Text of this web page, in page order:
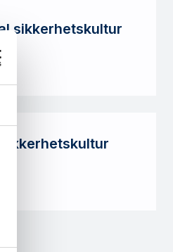
sikkerhetskultur
sikkerhetskultur